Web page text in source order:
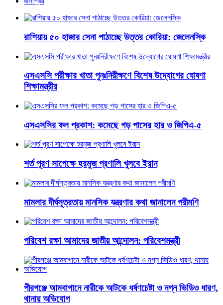
রাশিয়ায় ৫০ হাজার সেনা পাঠাচ্ছে উত্তর কোরিয়া: জেলেনস্কি
এসএসসি পরীক্ষার খাতা পুনঃনিরীক্ষণে বিশেষ উদ্যোগের ঘোষণা
শিক্ষামন্ত্রীর
এসএসসির ফল প্রকাশ: কমেছে গড় পাসের হার ও জিপিএ-৫
শর্ত পূরণ সাপেক্ষে হরমুজ প্রণালি খুলবে ইরান
মামলার দীর্ঘসূত্রতায় মানসিক যন্ত্রণার কথা জানালেন পরীমণি
পরিবেশ রক্ষা আমাদের জাতীয় আন্দোলন: পরিবেশমন্ত্রী
পীরগঞ্জে আমবাগানে নারীকে আটকে ধর্ষণচেষ্টা ও নগ্ন ভিডিও ধারণ,
থানায় অভিযোগ